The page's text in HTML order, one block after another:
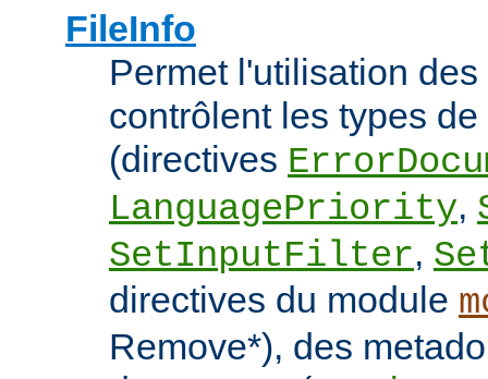
FileInfo
Permet l'utilisation
contrôlent les types
(directives
LanguagePriority,
SetInputFilter,
directives du module
Remove*), des